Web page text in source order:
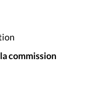
commission